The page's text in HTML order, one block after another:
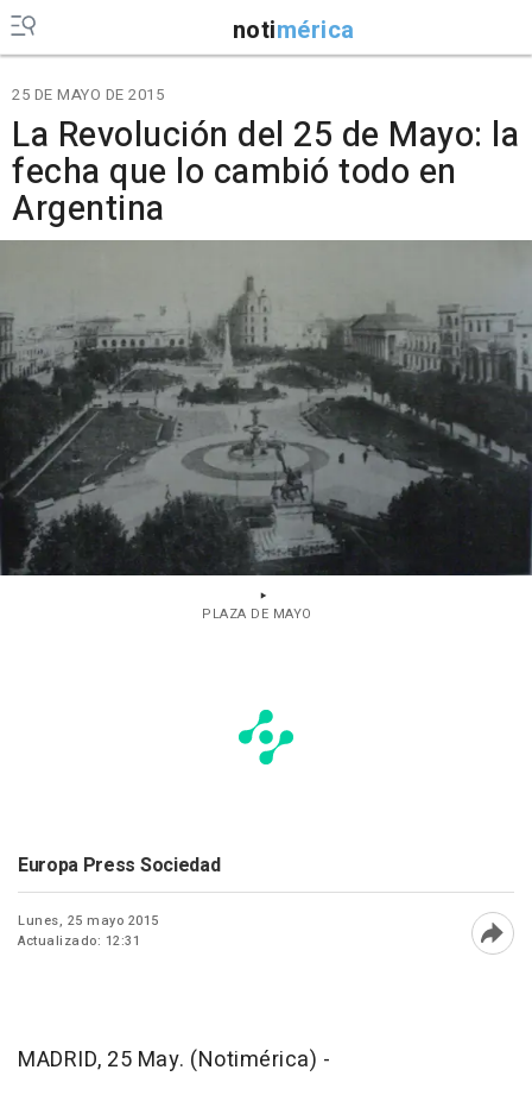
notimérica
25 DE MAYO DE 2015
La Revolución del 25 de Mayo: la
fecha que lo cambió todo en
Argentina
PLAZA DE MAYO
Europa Press Sociedad
Lunes, 25 mayo 2015
Actualizado: 12:31
MADRID, 25 May. (Notimérica) -